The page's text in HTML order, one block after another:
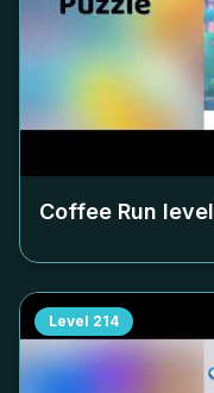
Coffee Run level
Level 214